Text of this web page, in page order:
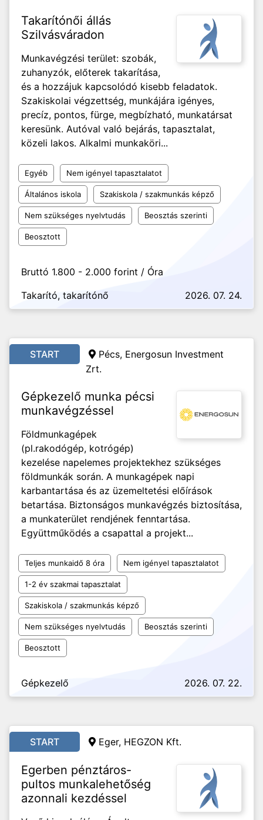
Takarítónői állás
Szilvásváradon
Munkavégzési terület: szobák,
zuhanyzók, előterek takarítása,
és a hozzájuk kapcsolódó kisebb feladatok.
Szakiskolai végzettség, munkájára igényes,
precíz, pontos, fürge, megbízható, munkatársat
keresünk. Autóval való bejárás, tapasztalat,
közeli lakos. Alkalmi munkaköri...
Egyéb Nem igényel tapasztalatot
Általános iskola Szakiskola / szakmunkás képző
Nem szükséges nyelvtudás Beosztás szerinti
Beosztott
Bruttó 1.800 - 2.000 forint / Óra
Takarító, takarítónő
2026. 07. 24.
START
Pécs, Energosun Investment
Zrt.
Gépkezelő munka pécsi
munkavégzéssel
Földmunkagépek
(pl.rakodógép, kotrógép)
kezelése napelemes projektekhez szükséges
földmunkák során. A munkagépek napi
karbantartása és az üzemeltetési előírások
betartása. Biztonságos munkavégzés biztosítása,
a munkaterület rendjének fenntartása.
Együttműködés a csapattal a projekt...
Teljes munkaidő 8 óra Nem igényel tapasztalatot
1-2 év szakmai tapasztalat
Szakiskola / szakmunkás képző
Nem szükséges nyelvtudás Beosztás szerinti
Beosztott
Gépkezelő 2026. 07. 22.
START Eger, HEGZON Kft.
Egerben pénztáros-
pultos munkalehetőség
azonnali kezdéssel